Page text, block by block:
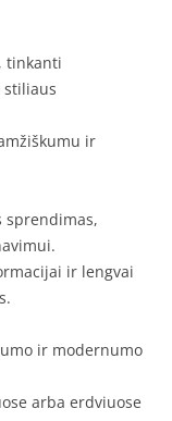
tinkanti
stiliaus
ir
sprendimas,
ir lengvai
ir modernumo
arba erdviuose